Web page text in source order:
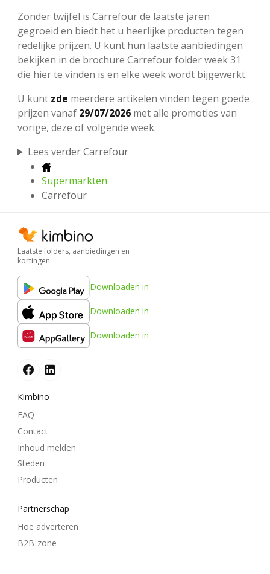
Zonder twijfel is Carrefour de laatste jaren
gegroeid en biedt het u heerlijke producten tegen
redelijke prijzen. U kunt hun laatste aanbiedingen
bekijken in de brochure Carrefour folder week 31
die hier te vinden is en elke week wordt bijgewerkt.
U kunt zde meerdere artikelen vinden tegen goede
prijzen vanaf 29/07/2026 metalle promoties van
vorige, deze of volgende week.
Lees verder Carrefour
Supermarkten
Carrefour
Laatste folders, aanbiedingen en
kortingen
Downloaden in
Downloaden in
Downloaden in
Kimbino
FAQ
Contact
Inhoud melden
Steden
Producten
Partnerschap
Hoe adverteren
B2B-zone